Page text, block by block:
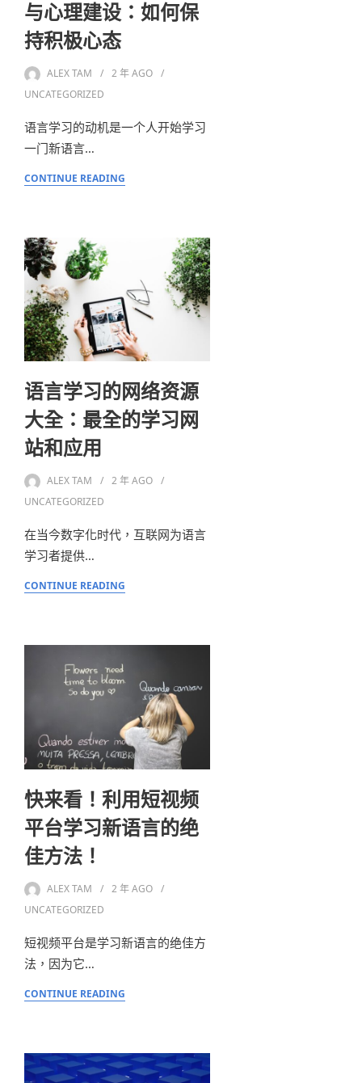
与心理建设：如何保
持积极心态
ALEX TAM 2 年AGO
UNCATEGORIZED
语言学习的动机是一个人开始学习
一门新语言…
CONTINUE READING
语言学习的网络资源
大全：最全的学习网
站和应用
ALEX TAM 2 年AGO
UNCATEGORIZED
在当今数字化时代，互联网为语言
学习者提供…
CONTINUE READING
快来看！利用短视频
平台学习新语言的绝
佳方法！
ALEX TAM 2 年AGO
UNCATEGORIZED
短视频平台是学习新语言的绝佳方
法，因为它…
CONTINUE READING